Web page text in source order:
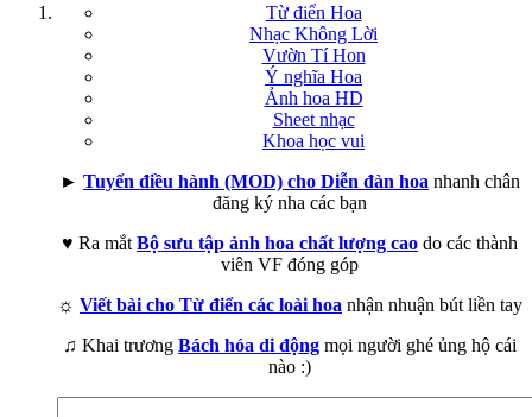
Từ điển Hoa
Nhạc Không Lời
Vườn Tí Hon
Ý nghĩa Hoa
Ảnh hoa HD
Sheet nhạc
Khoa học vui
► Tuyển điều hành (MOD) cho Diễn đàn hoa nhanh chân
đăng ký nha các bạn
♥ Ra mắt Bộ sưu tập ảnh hoa chất lượng cao do các thành
viên VF đóng góp
☼ Viết bài cho Từ điển các loài hoa nhận nhuận bút liền tay
♫ Khai trương Bách hóa di động mọi người ghé ủng hộ cái
nào :)